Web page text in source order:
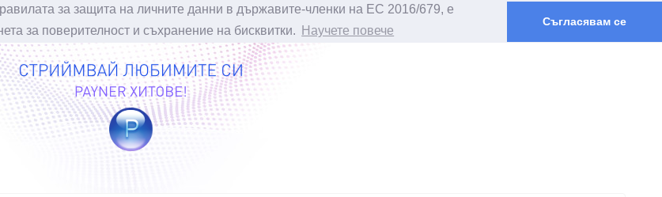
за защита на личните данни в държавите-членки на ЕС 2016/679, е
за поверителност и съхранение на бисквитки.
Научете повече
Съгласявам се